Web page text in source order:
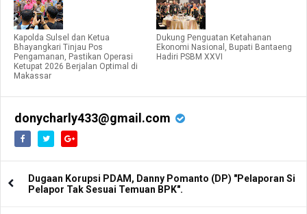
Kapolda Sulsel dan Ketua
Bhayangkari Tinjau Pos
Pengamanan, Pastikan Operasi
Ketupat 2026 Berjalan Optimal di
Makassar
Dukung Penguatan Ketahanan
Ekonomi Nasional, Bupati Bantaeng
Hadiri PSBM XXVI
donycharly433@gmail.com
Dugaan Korupsi PDAM, Danny Pomanto (DP) "Pelaporan Si
Pelapor Tak Sesuai Temuan BPK".